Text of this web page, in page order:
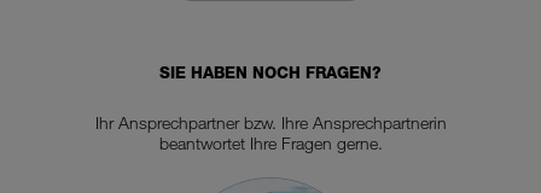
SIE HABEN NOCH FRAGEN?
Ihr Ansprechpartner bzw. Ihre Ansprechpartnerin
beantwortet Ihre Fragen gerne.